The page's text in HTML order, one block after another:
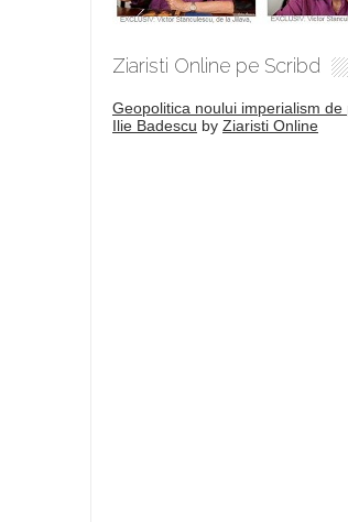
Ziaristi Online pe Scribd
Geopolitica noului imperialism de
Ilie Badescu by Ziaristi Online